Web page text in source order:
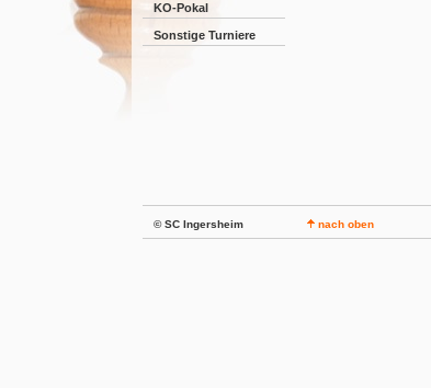
KO-Pokal
Sonstige Turniere
© SC Ingersheim nach oben